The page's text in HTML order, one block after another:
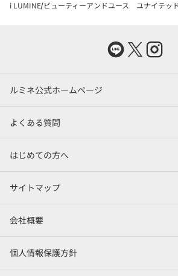
i LUMINE ビューティーアンドユース ユナイテッ
ルミネ公式ホームページ
よくある質問
はじめての方へ
サイトマップ
会社概要
個人情報保護方針